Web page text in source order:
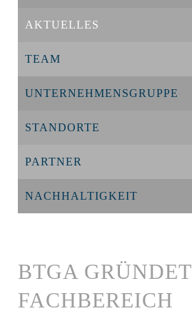
AKTUELLES
TEAM
UNTERNEHMENSGRUPPE
STANDORTE
PARTNER
NACHHALTIGKEIT
BTGA GRÜNDET
FACHBEREICH